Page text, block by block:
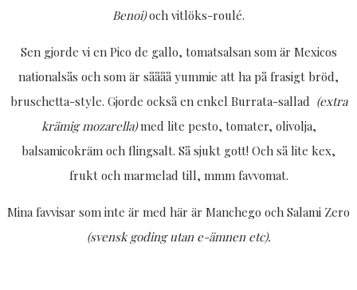
Benoi)och vitlöks-roulé.
Sen gjorde vi en Pico de gallo, tomatsalsan som är Mexicos
nationalsås och som är såååå yummie att ha på frasigt bröd,
bruschetta-style. Gjorde också en enkel Burrata-sallad (extra
krämig mozarella)med lite pesto, tomater, olivolja,
balsamicokräm och flingsalt. Så sjukt gott! Och så lite kex,
frukt och marmelad till, mmm favvomat.
Mina favvisar som inte är med här är Manchego och Salami Zero
(svensk goding utan e-ämnen etc).